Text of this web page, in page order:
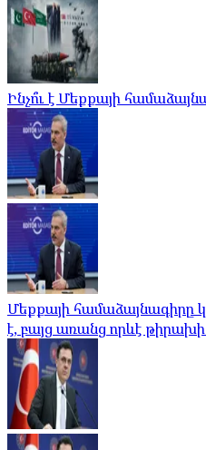
Ինչո՞ւ է Մեքքայի
Մեքքայի համաձայնագիրը
է, բայց առանց որևէ